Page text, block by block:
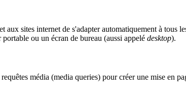
aux sites internet de s'adapter automatiquement à tous
ou un écran de bureau (aussi appelé desktop).
média (media queries) pour créer une mise en